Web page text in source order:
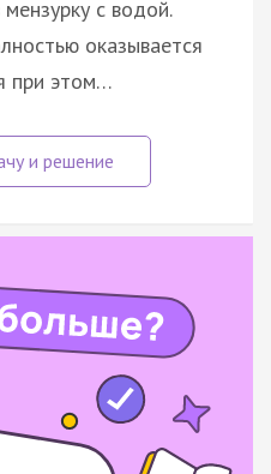
с водой.
оказывается
при этом…